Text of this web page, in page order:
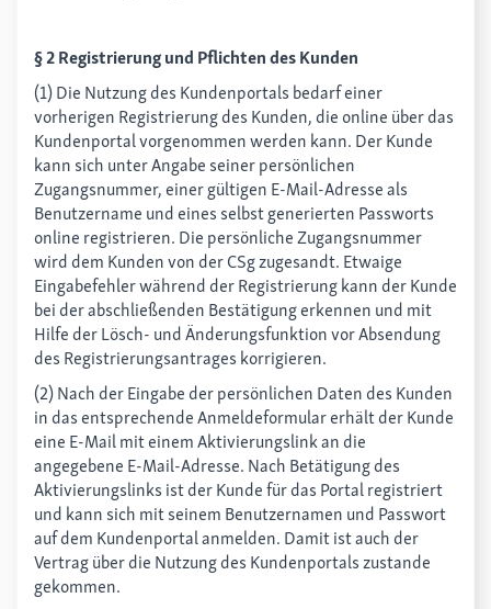
§ 2 Registrierung und Pflichten des Kunden
(1) Die Nutzung des Kundenportals bedarf einer
vorherigen Registrierung des Kunden, die online über das
Kundenportal vorgenommen werden kann. Der Kunde
kann sich unter Angabe seiner persönlichen
Zugangsnummer, einer gültigen E-Mail-Adresse als
Benutzername und eines selbst generierten Passworts
online registrieren. Die persönliche Zugangsnummer
wird dem Kunden von der CSg zugesandt. Etwaige
Eingabefehler während der Registrierung kann der Kunde
bei der abschließenden Bestätigung erkennen und mit
Hilfe der Lösch- und Änderungsfunktion vor Absendung
des Registrierungsantrages korrigieren.
(2) Nach der Eingabe der persönlichen Daten des Kunden
in das entsprechende Anmeldeformular erhält der Kunde
eine E-Mail mit einem Aktivierungslink an die
angegebene E-Mail-Adresse. Nach Betätigung des
Aktivierungslinks ist der Kunde für das Portal registriert
und kann sich mit seinem Benutzernamen und Passwort
auf dem Kundenportal anmelden. Damit ist auch der
Vertrag über die Nutzung des Kundenportals zustande
gekommen.